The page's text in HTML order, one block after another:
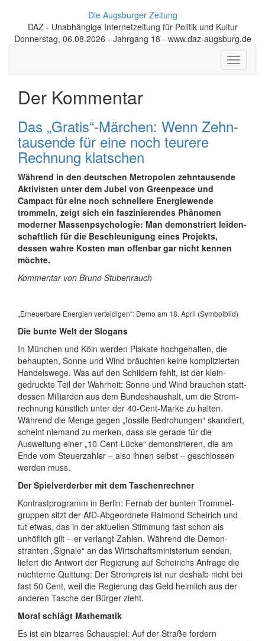
Die Augsburger Zeitung
DAZ - Unabhängige Internetzeitung für Politik und Kultur
Donnerstag, 06.08.2026 - Jahrgang 18 - www.daz-augsburg.de
Toggle
Der Kommentar
Das „Gratis“-Märchen: Wenn Zehn­
tausende für eine noch teurere
Rechnung klatschen
Während in den deutschen Metropolen zehn­tausende
Aktivisten unter dem Jubel von Greenpeace und
Campact für eine noch schnellere Energie­wende
trommeln, zeigt sich ein faszi­nierendes Phänomen
moderner Massen­psycho­logie: Man demon­striert leiden­
schaftlich für die Beschleu­ni­gung eines Projekts,
dessen wahre Kosten man offenbar gar nicht kennen
möchte.
Kommentar von Bruno Stubenrauch
„Erneuerbare Energien verteidigen“: Demo am 18. April (Symbolbild)
Die bunte Welt der Slogans
In München und Köln werden Plakate hochge­halten, die
behaupten, Sonne und Wind bräuchten keine kompli­zierten
Handelswege. Was auf den Schildern fehlt, ist der klein­
gedruckte Teil der Wahrheit: Sonne und Wind brauchen statt­
dessen Milli­arden aus dem Bundes­haushalt, um die Strom­
rechnung künstlich unter der 40-Cent-Marke zu halten.
Während die Menge gegen „fossile Bedro­hungen“ skandiert,
scheint niemand zu merken, dass sie gerade für die
Ausweitung einer „10-Cent-Lücke“ demon­strieren, die am
Ende vom Steuerzahler – also ihnen selbst – geschlossen
werden muss.
Der Spielverderber mit dem Taschenrechner
Kontrastprogramm in Berlin: Fernab der bunten Trommel­
gruppen sitzt der AfD-Abge­ordnete Raimond Scheirich und
tut etwas, das in der aktuellen Stimmung fast schon als
unhöflich gilt – er verlangt Zahlen. Während die Demon­
stranten „Signale“ an das Wirt­schafts­mini­sterium senden,
liefert die Antwort der Regierung auf Scheirichs Anfrage die
nüchterne Quittung: Der Strompreis ist nur deshalb nicht bei
fast 50 Cent, weil die Regierung das Geld heimlich aus der
anderen Tasche der Bürger zieht.
Moral schlägt Mathematik
Es ist ein bizarres Schauspiel: Auf der Straße fordern